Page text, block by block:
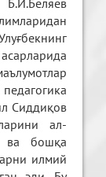
Сиддиқов
ал-
ва бошқа
илмий